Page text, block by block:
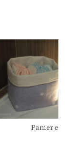
Panier en